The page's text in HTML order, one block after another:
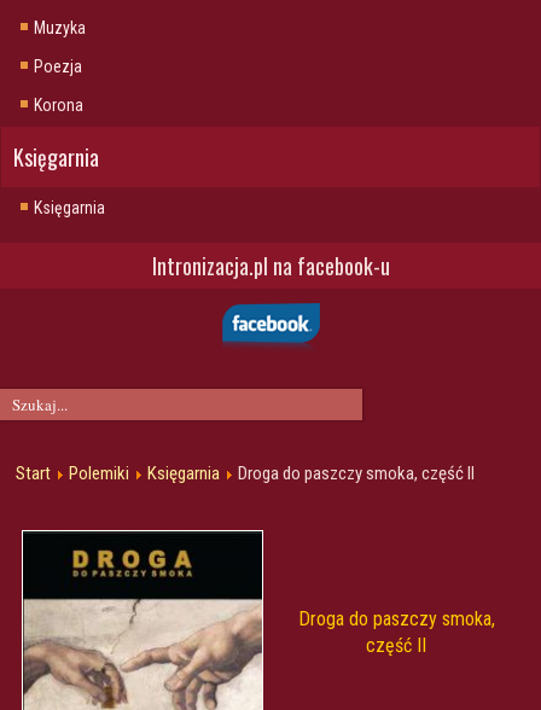
Muzyka
Poezja
Korona
Księgarnia
Księgarnia
Intronizacja.pl na facebook-u
Start Polemiki Księgarnia Droga do paszczy smoka, część II
Droga do paszczy smoka,
część II